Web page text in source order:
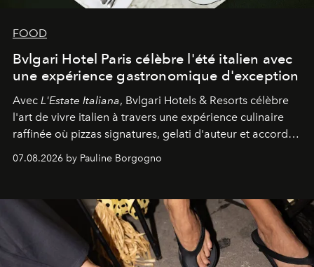
FOOD
Bvlgari Hotel Paris célèbre l'été italien avec
une expérience gastronomique d'exception
Avec L'Estate Italiana, Bvlgari Hotels & Resorts célèbre
l'art de vivre italien à travers une expérience culinaire
raffinée où pizzas signatures, gelati d'auteur et accords
d'exception composent un véritable voyage sensoriel.
07.08.2026 by Pauline Borgogno